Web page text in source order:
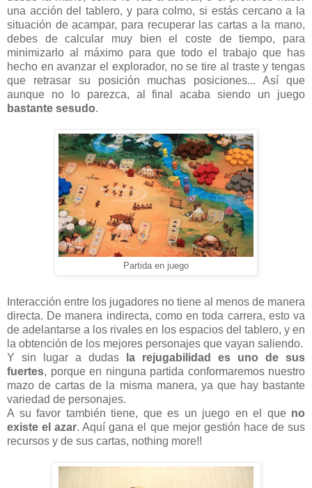
una acción del tablero, y para colmo, si estás cercano a la
situación de acampar, para recuperar las cartas a la mano,
debes de calcular muy bien el coste de tiempo, para
minimizarlo al máximo para que todo el trabajo que has
hecho en avanzar el explorador, no se tire al traste y tengas
que retrasar su posición muchas posiciones... Así que
aunque no lo parezca, al final acaba siendo un juego
bastante sesudo.
Partida en juego
Interacción entre los jugadores no tiene al menos de manera
directa. De manera indirecta, como en toda carrera, esto va
de adelantarse a los rivales en los espacios del tablero, y en
la obtención de los mejores personajes que vayan saliendo.
Y sin lugar a dudas
la rejugabilidad es uno de sus
fuertes, porque en ninguna partida conformaremos nuestro
mazo de cartas de la misma manera, ya que hay bastante
variedad de personajes.
A su favor también tiene, que es un juego en el que no
existe el azar. Aquí gana el que mejor gestión hace de sus
recursos y de sus cartas, nothing more!!